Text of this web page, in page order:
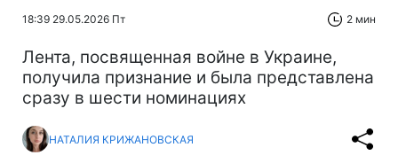
18:39 29.05.2026 Пт 2 мин
Лента, посвященная войне в Украине,
получила признание и была представлена
сразу в шести номинациях
НАТАЛИЯ КРИЖАНОВСКАЯ